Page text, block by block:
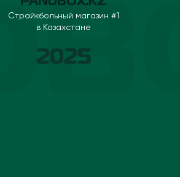
Страйкбольный магазин #1
в Казахстане
2025